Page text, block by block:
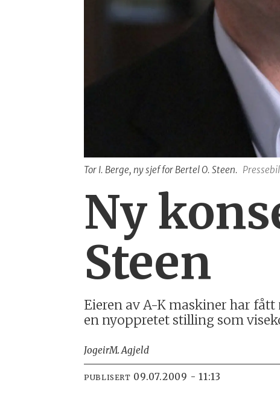
Tor I. Berge, ny sjef for Bertel O. Steen.
Ny
Steen
Eieren av A-K maskiner har
en nyoppretet stilling som
JogeirM. Agjeld
PUBLISERT 09.07.2009 - 11:13